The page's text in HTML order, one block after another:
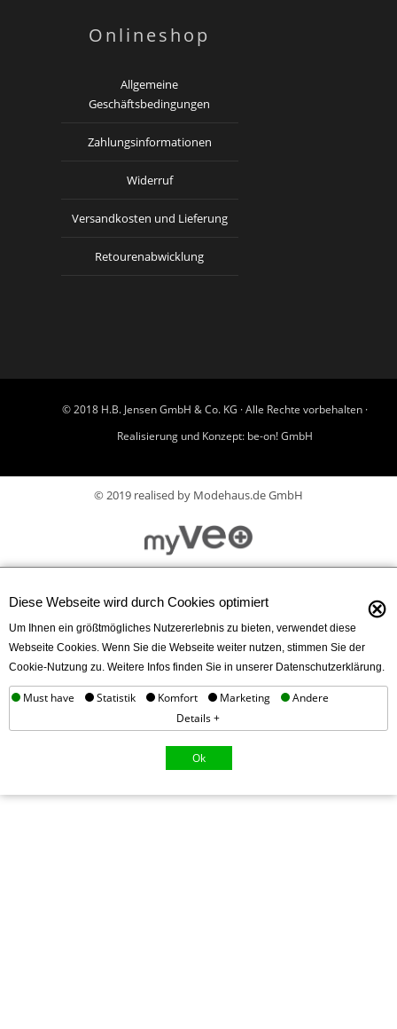
Onlineshop
Allgemeine
Geschäftsbedingungen
Zahlungsinformationen
Widerruf
Versandkosten und Lieferung
Retourenabwicklung
© 2018 H.B. Jensen GmbH & Co. KG · Alle Rechte vorbehalten ·
Realisierung und Konzept: be-on! GmbH
© 2019 realised by Modehaus.de GmbH
Diese Webseite wird durch Cookies optimiert ⊗
Um Ihnen ein größtmögliches Nutzererlebnis zu bieten, verwendet diese
Webseite Cookies. Wenn Sie die Webseite weiter nutzen, stimmen Sie der
Cookie-Nutzung zu. Weitere Infos finden Sie in unserer Datenschutzerklärung.
Must have Statistik Komfort Marketing
Andere
Details +
Ok